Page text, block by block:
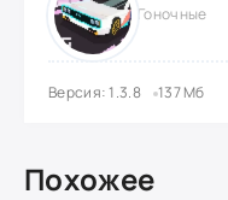
Гоночные
Версия: 1.3.8 137 Мб
Похожее